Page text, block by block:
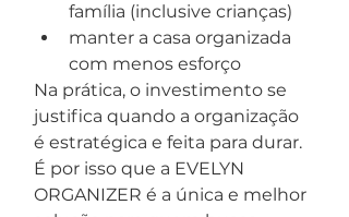
família (inclusive crianças)
manter a casa organizada
com menos esforço
Na prática, o investimento se
justifica quando a organização
é estratégica e feita para durar.
É por isso que a EVELYN
ORGANIZER é a única e melhor